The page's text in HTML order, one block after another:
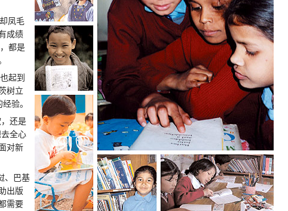
凤毛
成绩
都是
起到
树立
验。
还是
全心
对新
、巴基
出版
需要